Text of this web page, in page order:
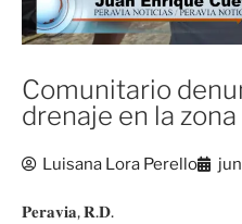
Comunitario
drenaje en la
Luisana Lora Perello
𝐏𝐞𝐫𝐚𝐯𝐢𝐚, 𝐑.𝐃.